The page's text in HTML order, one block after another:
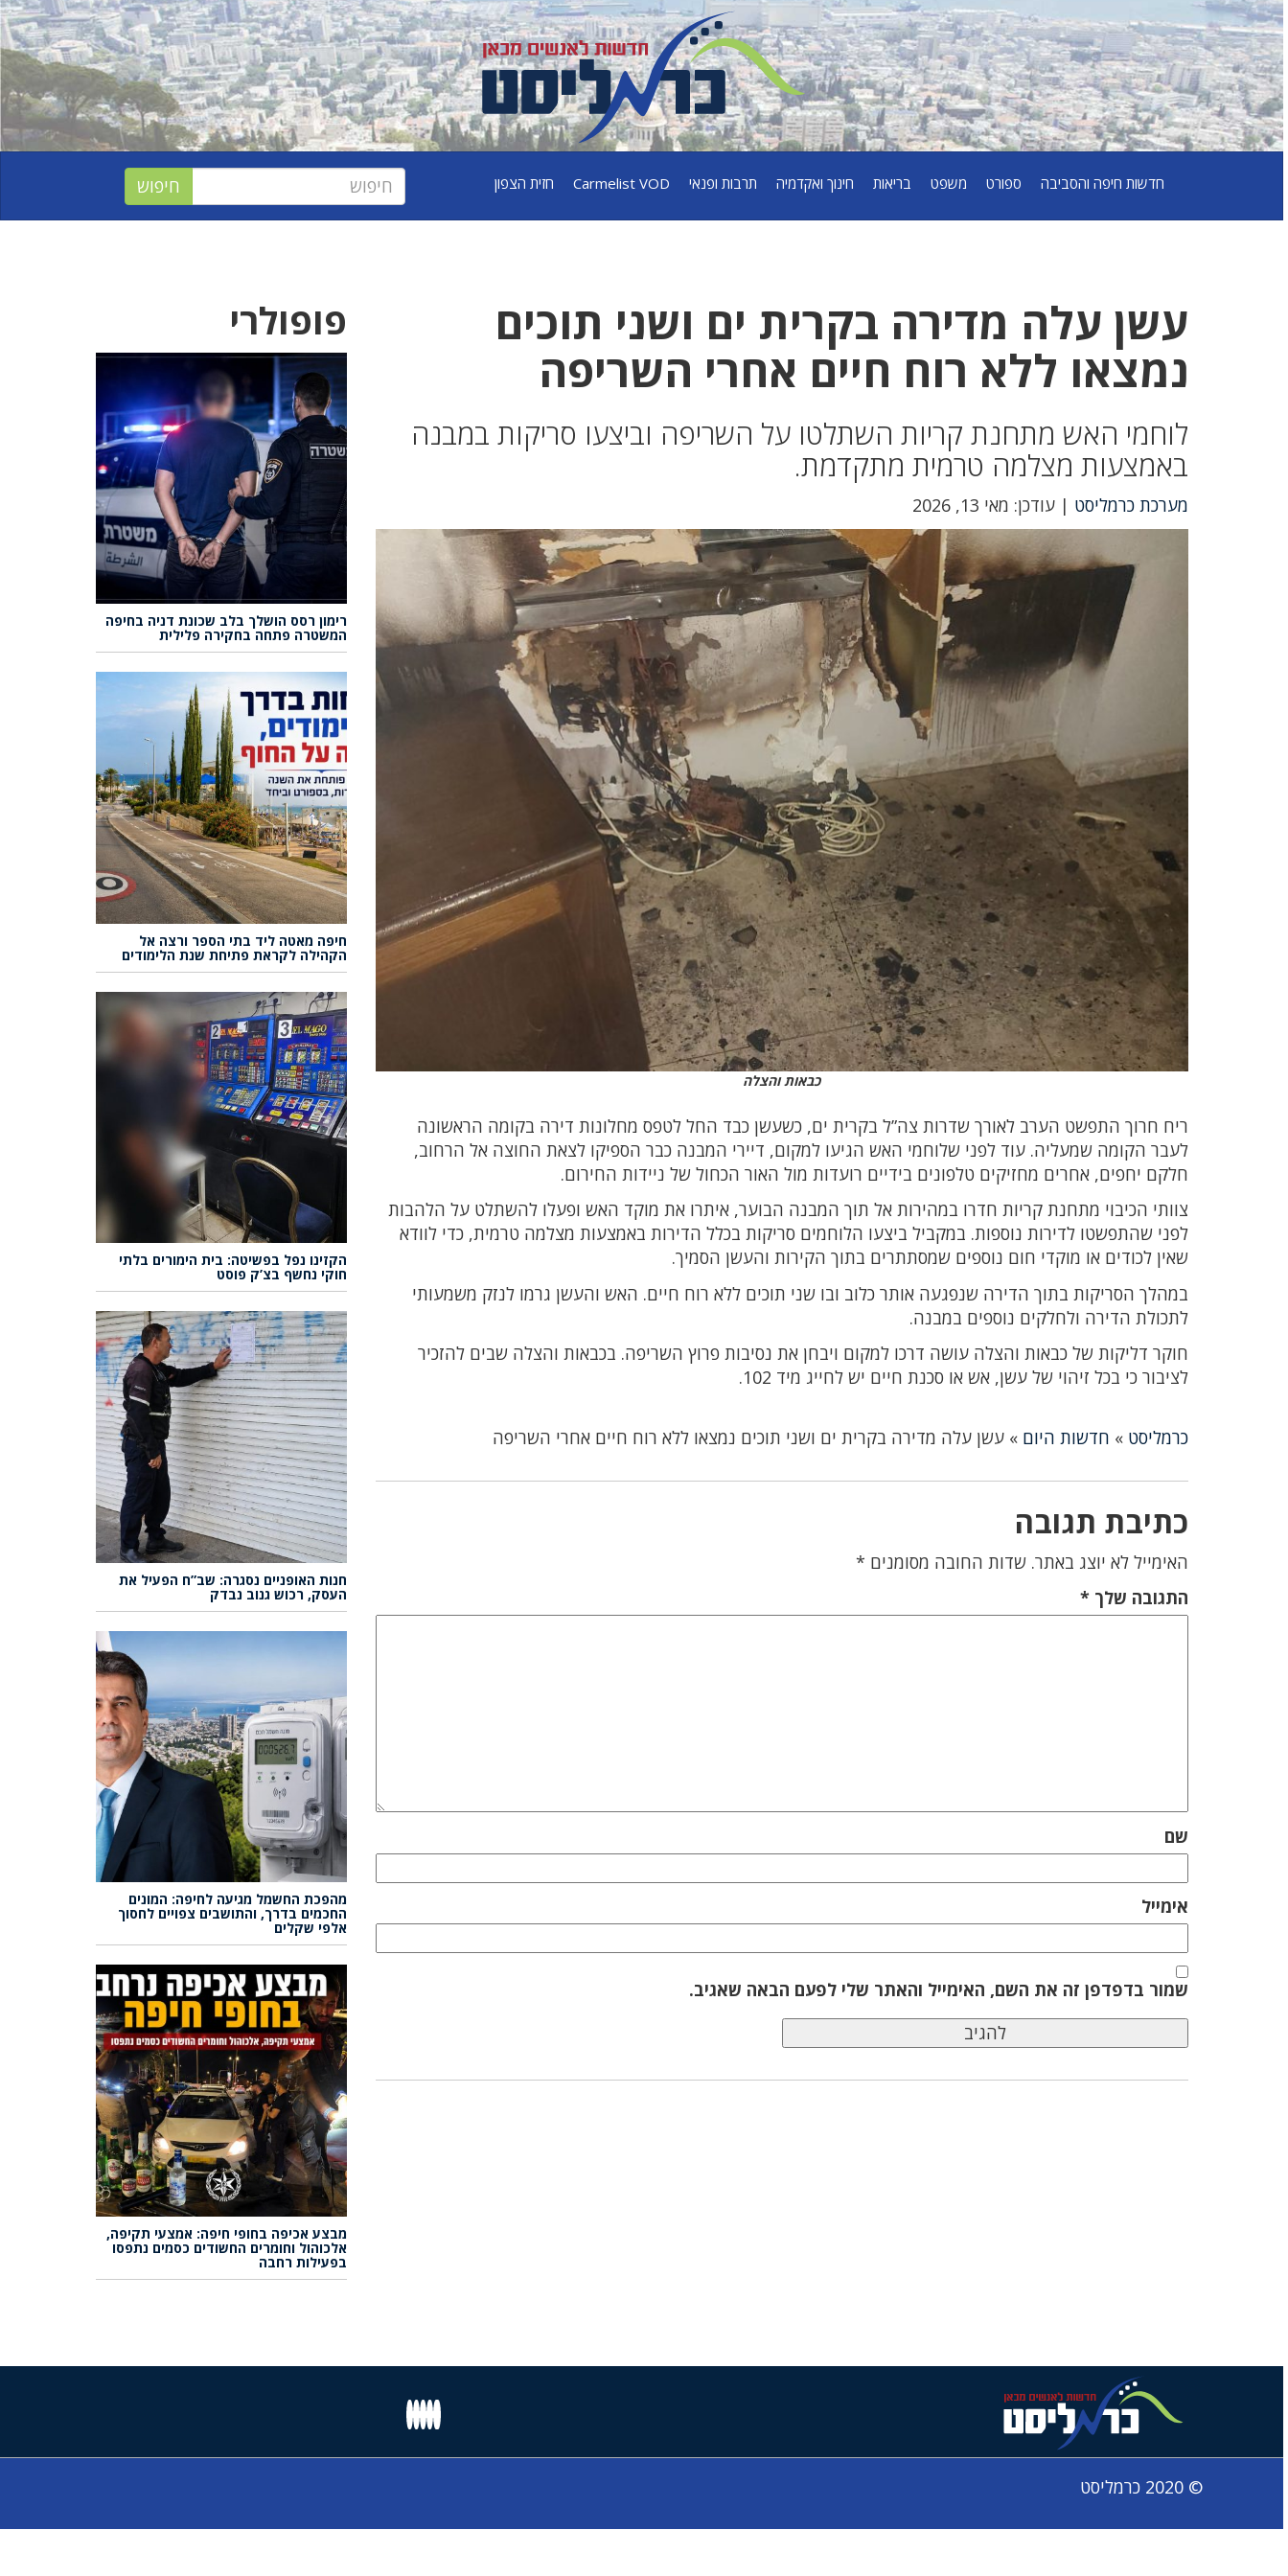
חדשות חיפה והסביבה ספורט משפט בריאות חינוך ואקדמיה תרבות ופנאי Carmelist VOD חזית הצפון
עשן עלה מדירה בקרית ים ושני תוכים
נמצאו ללא רוח חיים אחרי השריפה
לוחמי האש מתחנת קריות השתלטו על השריפה וביצעו סריקות במבנה
באמצעות מצלמה טרמית מתקדמת.
מערכת כרמליסט | עודכן: מאי 13, 2026
כבאות והצלה
ריח חרוך התפשט הערב לאורך שדרות צה”ל בקרית ים, כשעשן כבד החל לטפס מחלונות דירה בקומה הראשונה
לעבר הקומה שמעליה. עוד לפני שלוחמי האש הגיעו למקום, דיירי המבנה כבר הספיקו לצאת החוצה אל הרחוב,
חלקם יחפים, אחרים מחזיקים טלפונים בידיים רועדות מול האור הכחול של ניידות החירום.
צוותי הכיבוי מתחנת קריות חדרו במהירות אל תוך המבנה הבוער, איתרו את מוקד האש ופעלו להשתלט על הלהבות
לפני שהתפשטו לדירות נוספות. במקביל ביצעו הלוחמים סריקות בכלל הדירות באמצעות מצלמה טרמית, כדי לוודא
שאין לכודים או מוקדי חום נוספים שמסתתרים בתוך הקירות והעשן הסמיך.
במהלך הסריקות בתוך הדירה שנפגעה אותר כלוב ובו שני תוכים ללא רוח חיים. האש והעשן גרמו לנזק משמעותי
לתכולת הדירה ולחלקים נוספים במבנה.
חוקר דליקות של כבאות והצלה עושה דרכו למקום ויבחן את נסיבות פרוץ השריפה. בכבאות והצלה שבים להזכיר
לציבור כי בכל זיהוי של עשן, אש או סכנת חיים יש לחייג מיד 102.
כרמליסט » חדשות היום »עשן עלה מדירה בקרית ים ושני תוכים נמצאו ללא רוח חיים אחרי השריפה
כתיבת תגובה
האימייל לא יוצג באתר. שדות החובה מסומנים *
התגובה שלך*
שם
אימייל
שמור בדפדפן זה את השם, האימייל והאתר שלי לפעם הבאה שאגיב.
פופולרי
רימון רסס הושלך בלב שכונת דניה בחיפה
המשטרה פתחה בחקירה פלילית
חיפה מאטה ליד בתי הספר ורצה אל
הקהילה לקראת פתיחת שנת הלימודים
הקזינו נפל בפשיטה: בית הימורים בלתי
חוקי נחשף בצ’ק פוסט
חנות האופניים נסגרה: שב”ח הפעיל את
העסק, רכוש גנוב נבדק
מהפכת החשמל מגיעה לחיפה: המונים
החכמים בדרך, והתושבים צפויים לחסוך
אלפי שקלים
מבצע אכיפה בחופי חיפה: אמצעי תקיפה,
אלכוהול וחומרים החשודים כסמים נתפסו
בפעילות רחבה
© 2020 כרמליסט